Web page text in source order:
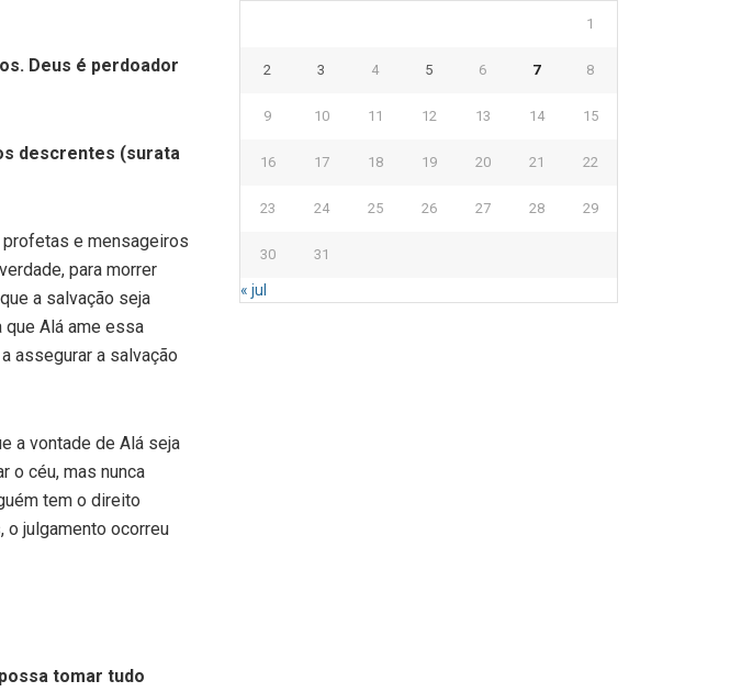
Deus é perdoador
descrentes (surata
profetas e mensageiros
para morrer
a salvação seja
que Alá ame essa
assegurar a salvação
a vontade de Alá seja
o céu, mas nunca
tem o direito
o julgamento ocorreu
tomar tudo
1
2 3 4 5 6 7 8
9 10 11 12 13 14 15
16 17 18 19 20 21 22
23 24 25 26 27 28 29
30 31
« jul